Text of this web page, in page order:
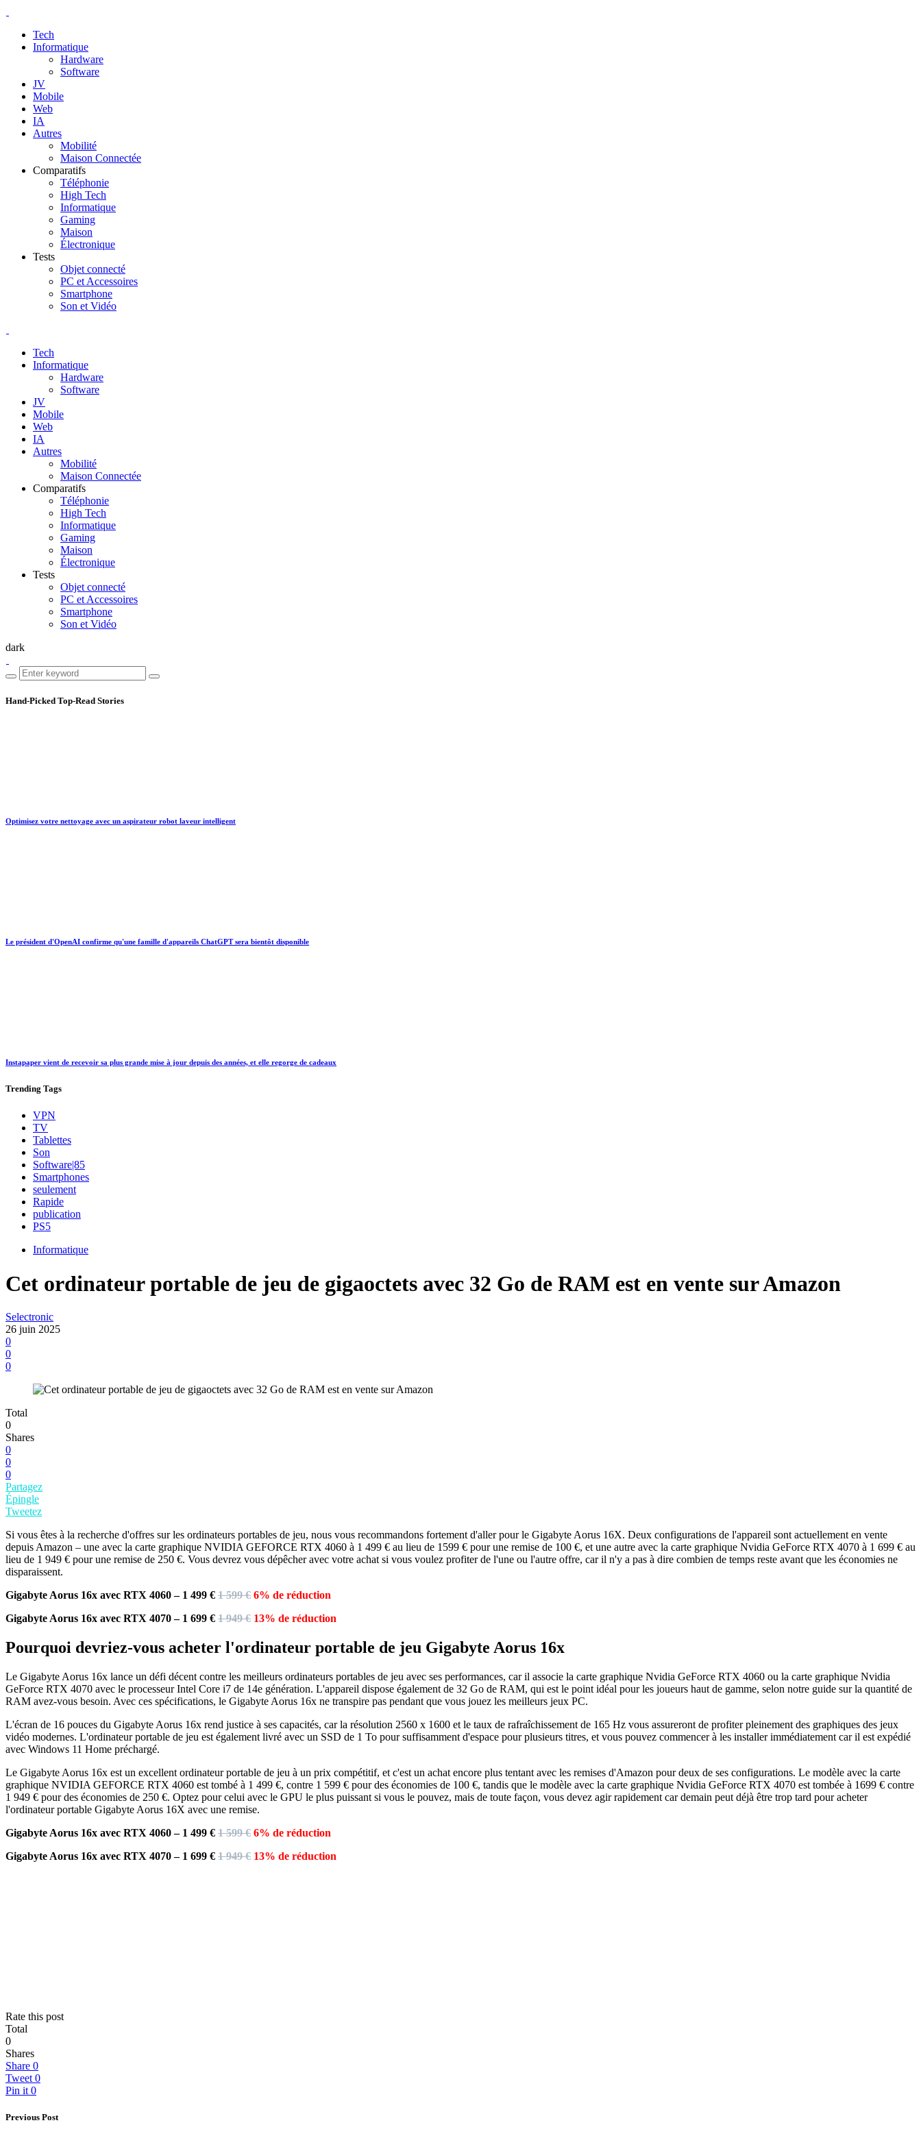
Tech
Informatique
Hardware
Software
JV
Mobile
Web
IA
Autres
Mobilité
Maison Connectée
Comparatifs
Téléphonie
High Tech
Informatique
Gaming
Maison
Électronique
Tests
Objet connecté
PC et Accessoires
Smartphone
Son et Vidéo
Tech
Informatique
Hardware
Software
JV
Mobile
Web
IA
Autres
Mobilité
Maison Connectée
Comparatifs
Téléphonie
High Tech
Informatique
Gaming
Maison
Électronique
Tests
Objet connecté
PC et Accessoires
Smartphone
Son et Vidéo
dark
Hand-Picked Top-Read Stories
Optimisez votre nettoyage avec un aspirateur robot laveur intelligent
Le président d'OpenAI confirme qu'une famille d'appareils ChatGPT sera bientôt disponible
Instapaper vient de recevoir sa plus grande mise à jour depuis des années, et elle regorge de cadeaux
Trending Tags
VPN
TV
Tablettes
Son
Software|85
Smartphones
seulement
Rapide
publication
PS5
Informatique
Cet ordinateur portable de jeu de gigaoctets avec 32 Go de RAM est en vente sur Amazon
Selectronic
26 juin 2025
0
0
0
Total
0
Shares
0
0
0
Partagez
Épingle
Tweetez
Si vous êtes à la recherche d'offres sur les ordinateurs portables de jeu, nous vous recommandons fortement d'aller pour le Gigabyte Aorus 16X. Deux configurations de l'appareil sont actuellement en vente
depuis Amazon – une avec la carte graphique NVIDIA GEFORCE RTX 4060 à 1 499 € au lieu de 1599 € pour une remise de 100 €, et une autre avec la carte graphique Nvidia GeForce RTX 4070 à 1 699 € au
lieu de 1 949 € pour une remise de 250 €. Vous devrez vous dépêcher avec votre achat si vous voulez profiter de l'une ou l'autre offre, car il n'y a pas à dire combien de temps reste avant que les économies ne
disparaissent.
Gigabyte Aorus 16x avec RTX 4060 – 1 499 € 1 599 € 6% de réduction
Gigabyte Aorus 16x avec RTX 4070 – 1 699 € 1 949 € 13% de réduction
Pourquoi devriez-vous acheter l'ordinateur portable de jeu Gigabyte Aorus 16x
Le Gigabyte Aorus 16x lance un défi décent contre les meilleurs ordinateurs portables de jeu avec ses performances, car il associe la carte graphique Nvidia GeForce RTX 4060 ou la carte graphique Nvidia
GeForce RTX 4070 avec le processeur Intel Core i7 de 14e génération. L'appareil dispose également de 32 Go de RAM, qui est le point idéal pour les joueurs haut de gamme, selon notre guide sur la quantité de
RAM avez-vous besoin. Avec ces spécifications, le Gigabyte Aorus 16x ne transpire pas pendant que vous jouez les meilleurs jeux PC.
L'écran de 16 pouces du Gigabyte Aorus 16x rend justice à ses capacités, car la résolution 2560 x 1600 et le taux de rafraîchissement de 165 Hz vous assureront de profiter pleinement des graphiques des jeux
vidéo modernes. L'ordinateur portable de jeu est également livré avec un SSD de 1 To pour suffisamment d'espace pour plusieurs titres, et vous pouvez commencer à les installer immédiatement car il est expédié
avec Windows 11 Home préchargé.
Le Gigabyte Aorus 16x est un excellent ordinateur portable de jeu à un prix compétitif, et c'est un achat encore plus tentant avec les remises d'Amazon pour deux de ses configurations. Le modèle avec la carte
graphique NVIDIA GEFORCE RTX 4060 est tombé à 1 499 €, contre 1 599 € pour des économies de 100 €, tandis que le modèle avec la carte graphique Nvidia GeForce RTX 4070 est tombée à 1699 € contre
1 949 € pour des économies de 250 €. Optez pour celui avec le GPU le plus puissant si vous le pouvez, mais de toute façon, vous devez agir rapidement car demain peut déjà être trop tard pour acheter
l'ordinateur portable Gigabyte Aorus 16X avec une remise.
Gigabyte Aorus 16x avec RTX 4060 – 1 499 € 1 599 € 6% de réduction
Gigabyte Aorus 16x avec RTX 4070 – 1 699 € 1 949 € 13% de réduction
Rate this post
Total
0
Shares
Share 0
Tweet 0
Pin it 0
Previous Post